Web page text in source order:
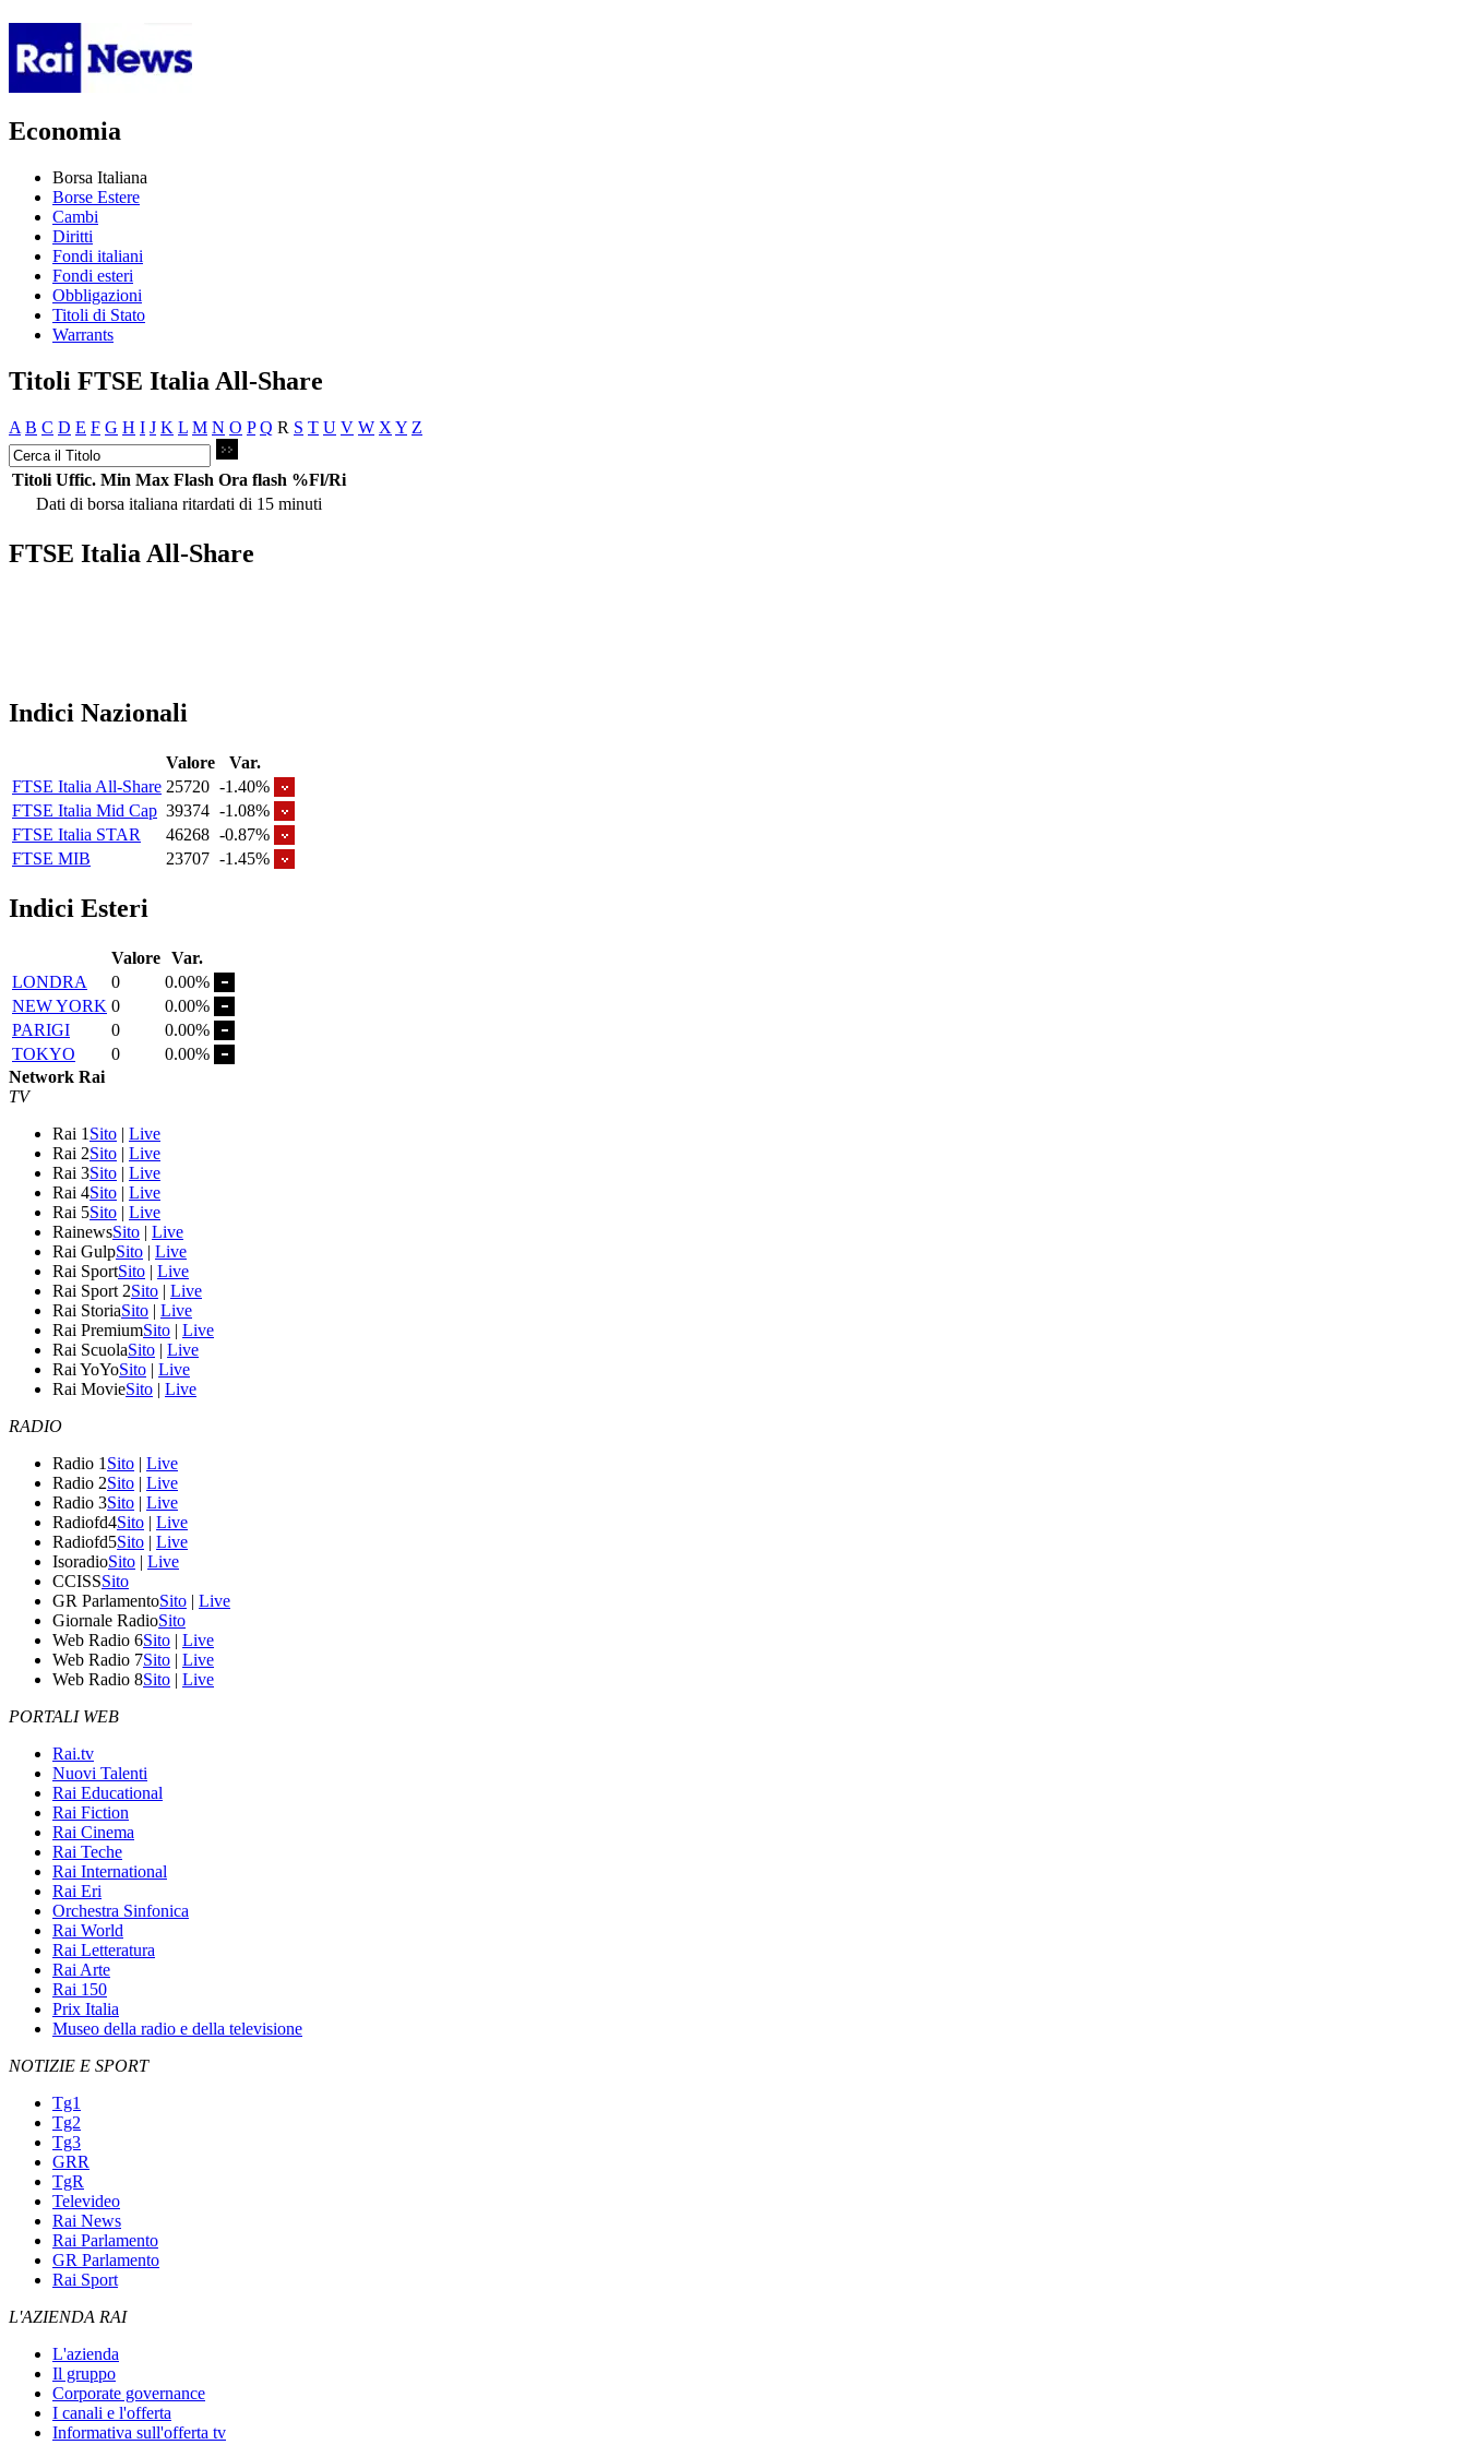
Economia
Borsa Italiana
Borse Estere
Cambi
Diritti
Fondi italiani
Fondi esteri
Obbligazioni
Titoli di Stato
Warrants
Titoli FTSE Italia All-Share
A B C D E F G H I J K L M N O P Q R S T U V W X Y Z
Titoli Uffic. Min Max Flash Ora flash %Fl/Ri
Dati di borsa italiana ritardati di 15 minuti
FTSE Italia All-Share
Indici Nazionali
Valore
Var.
FTSE Italia All-Share 25720 -1.40%
FTSE Italia Mid Cap 39374 -1.08%
FTSE Italia STAR
46268 -0.87%
FTSE MIB
23707 -1.45%
Indici Esteri
Valore Var.
LONDRA
0
0.00%
NEW YORK 0
0.00%
PARIGI
0
0.00%
TOKYO
0
0.00%
Network Rai
TV
Rai 1 Sito | Live
Rai 2Sito | Live
Rai 3Sito | Live
Rai 4Sito | Live
Rai 5Sito | Live
RainewsSito | Live
Rai GulpSito | Live
Rai SportSito | Live
Rai Sport 2Sito | Live
Rai StoriaSito | Live
Rai PremiumSito | Live
Rai ScuolaSito | Live
Rai YoYoSito | Live
Rai MovieSito | Live
RADIO
Radio 1 Sito | Live
Radio 2Sito | Live
Radio 3Sito | Live
Radiofd4Sito | Live
Radiofd5Sito | Live
IsoradioSito | Live
CCISSSito
GR ParlamentoSito | Live
Giornale RadioSito
Web Radio 6Sito | Live
Web Radio 7Sito | Live
Web Radio 8Sito | Live
PORTALI WEB
Rai.tv
Nuovi Talenti
Rai Educational
Rai Fiction
Rai Cinema
Rai Teche
Rai International
Rai Eri
Orchestra Sinfonica
Rai World
Rai Letteratura
Rai Arte
Rai 150
Prix Italia
Museo della radio e della televisione
NOTIZIE E SPORT
Tg1
Tg2
Tg3
GRR
TgR
Televideo
Rai News
Rai Parlamento
GR Parlamento
Rai Sport
L'AZIENDA RAI
L'azienda
Il gruppo
Corporate governance
I canali e l'offerta
Informativa sull'offerta tv